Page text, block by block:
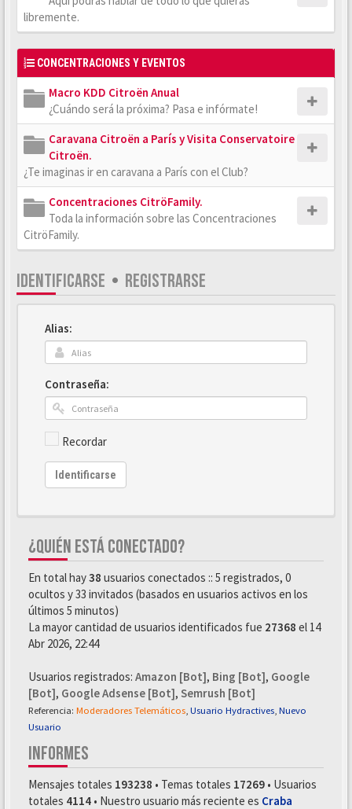
libremente.
CONCENTRACIONES Y EVENTOS
Macro KDD Citroën Anual
¿Cuándo será la próxima? Pasa e infórmate!
Caravana Citroën a París y Visita Conservatoire
Citroën.
¿Te imaginas ir en caravana a París con el Club?
Concentraciones CitröFamily.
Toda la información sobre las Concentraciones
CitröFamily.
IDENTIFICARSE • REGISTRARSE
Alias:
Contraseña:
Recordar
Identificarse
¿QUIÉN ESTÁ CONECTADO?
En total hay38 usuarios conectados :: 5 registrados, 0
ocultos y 33 invitados (basados en usuarios activos en los
últimos 5 minutos)
La mayor cantidad de usuarios identificados fue 27368 el 14
Abr 2026, 22:44
Usuarios registrados: Amazon [Bot], Bing [Bot], Google
[Bot], Google Adsense [Bot], Semrush [Bot]
Referencia: Moderadores Telemáticos Usuario Hydractives Nuevo
Usuario
INFORMES
Mensajes totales 193238 • Temas totales 17269 • Usuarios
totales 4114 • Nuestro usuario más reciente es Craba